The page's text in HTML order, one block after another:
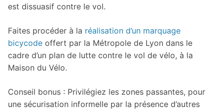
est dissuasif contre le vol.
Faites procéder à la réalisation d’un marquage
bicycode offert par la Métropole de Lyon dans le
cadre d’un plan de lutte contre le vol de vélo, à la
Maison du Vélo.
Conseil bonus : Privilégiez les zones passantes, pour
une sécurisation informelle par la présence d’autres